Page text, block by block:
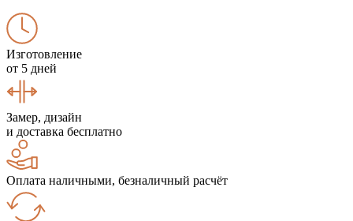
Изготовление
от 5 дней
Замер, дизайн
и доставка бесплатно
Оплата наличными, безналичный расчёт